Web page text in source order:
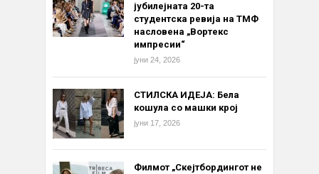
јубилејната 20-та
студентска ревија на ТМФ
насловена „Вортекс
импресии“
јуни 24, 2026
СТИЛСКА ИДЕЈА: Бела
кошула со машки крој
јуни 17, 2026
Филмот „Скејтбордингот не